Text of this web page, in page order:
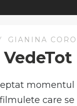
GIANINA
momentul
care